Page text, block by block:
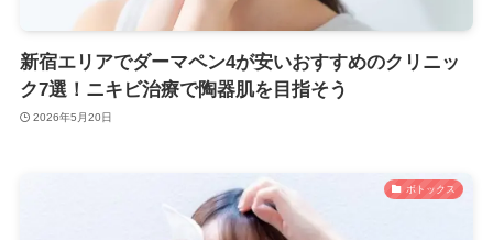
新宿エリアでダーマペン4が安いおすすめのクリニッ
ク7選！ニキビ治療で陶器肌を目指そう
2026年5月20日
ボトックス